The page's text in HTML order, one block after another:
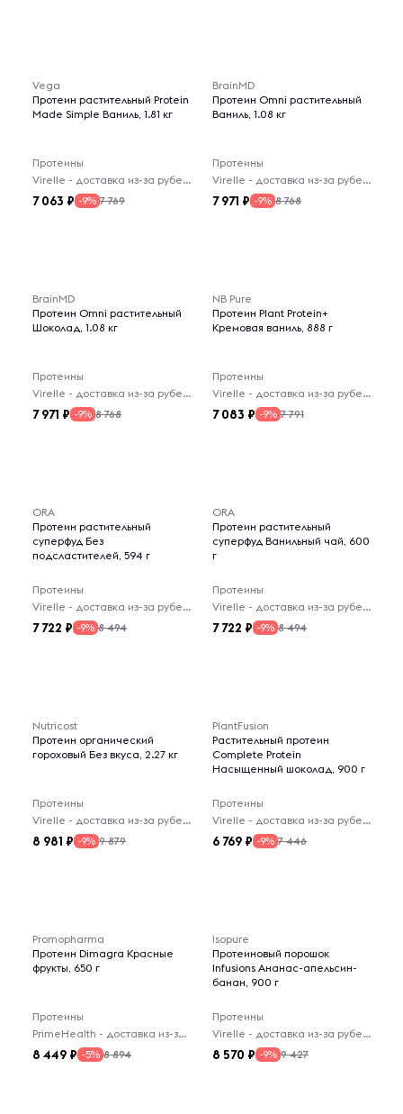
Vega
Протеин растительный Protein
Made Simple Ваниль, 1.81 кг
Протеины
Virelle - доставка из-за рубежа
7 063 -9% 7 769
BrainMD
Протеин Omni растительный
Ваниль, 1.08 кг
Протеины
Virelle - доставка из-за рубежа
7 971 -9% 8 768
BrainMD
Протеин Omni растительный
Шоколад, 1.08 кг
Протеины
Virelle - доставка из-за рубежа
7 971 -9% 8 768
NB Pure
Протеин Plant Protein+
Кремовая ваниль, 888 г
Протеины
Virelle - доставка из-за рубежа
7 083 -9% 7 791
ORA
Протеин растительный
суперфуд Без
подсластителей, 594 г
Протеины
Virelle - доставка из-за рубежа
7 722 -9% 8 494
ORA
Протеин растительный
суперфуд Ванильный чай, 600
г
Протеины
Virelle - доставка из-за рубежа
7 722 -9% 8 494
Nutricost
Протеин органический
гороховый Без вкуса, 2.27 кг
Протеины
Virelle - доставка из-за рубежа
8 981 -9% 9 879
PlantFusion
Растительный протеин
Complete Protein
Насыщенный шоколад, 900 г
Протеины
Virelle - доставка из-за рубежа
6 769 -9% 7 446
Promopharma
Протеин Dimagra Красные
фрукты, 650 г
Протеины
PrimeHealth - доставка из-за рубежа
8 449 -5% 8 894
Isopure
Протеиновый порошок
Infusions Ананас-апельсин-
банан, 900 г
Протеины
Virelle - доставка из-за рубежа
8 570 -9% 9 427